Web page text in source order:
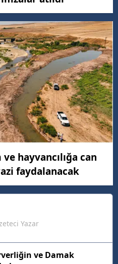
hayvancılığa can
faydalanacak
Yazar
ve Damak